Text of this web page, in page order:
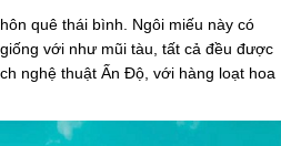
quê thái bình. Ngôi miếu này có
với như mũi tàu, tất cả đều được
nghệ thuật Ấn Độ, với hàng loạt hoa